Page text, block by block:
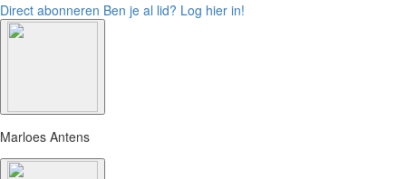
Direct abonneren Ben je al lid? Log hier in!
Marloes Antens